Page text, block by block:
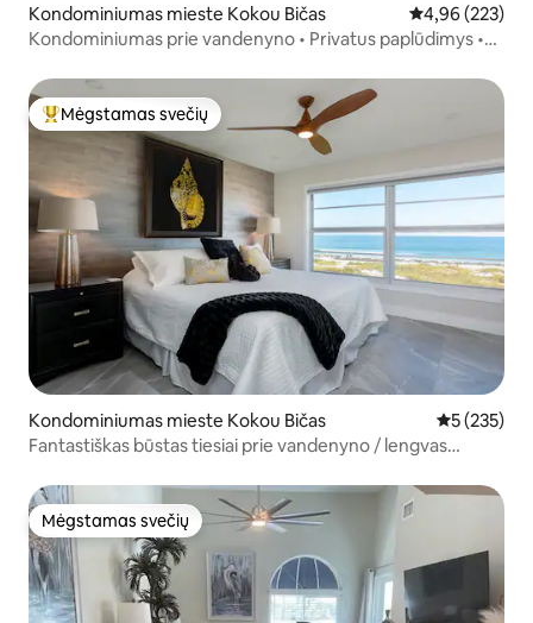
Kondominiumas mieste Kokou Bičas Vidutinis
4,96 (223)
Kondominiumas prie vandenyno • Privatus paplūdimys •
Svečių mėgstamiausias
Mėgstamas svečių
Kondominiumas mieste Kokou Bičas Vidutinis
5 (235)
Fantastiškas būstas tiesiai prie vandenyno / lengvas
Mėgstamas svečių
Mėgstamas svečių